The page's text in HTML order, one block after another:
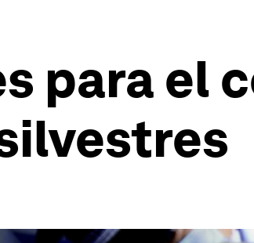
para el